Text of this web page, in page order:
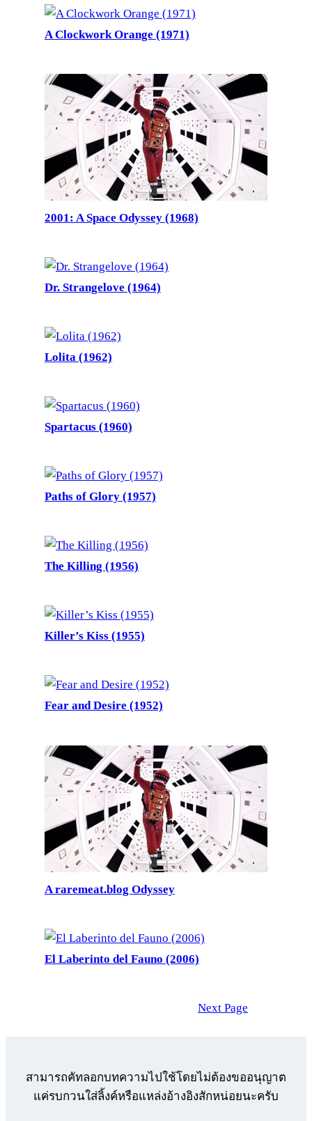
A Clockwork Orange (1971)
2001: A Space Odyssey (1968)
Dr. Strangelove (1964)
Lolita (1962)
Spartacus (1960)
Paths of Glory (1957)
The Killing (1956)
Killer’s Kiss (1955)
Fear and Desire (1952)
A raremeat.blog Odyssey
El Laberinto del Fauno (2006)
Next Page
สามารถคัทลอกบทความไปใช้โดยไม่ต้องขออนุญาต
แค่รบกวนใส่ลิ้งค์หรือแหล่งอ้างอิงสักหน่อยนะครับ